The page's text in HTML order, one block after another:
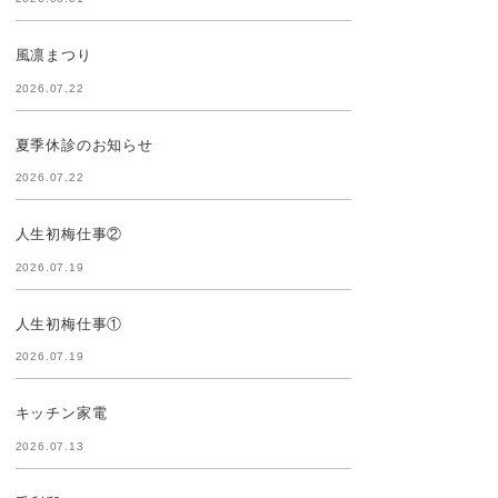
風凛まつり
2026.07.22
夏季休診のお知らせ
2026.07.22
人生初梅仕事②
2026.07.19
人生初梅仕事①
2026.07.19
キッチン家電
2026.07.13